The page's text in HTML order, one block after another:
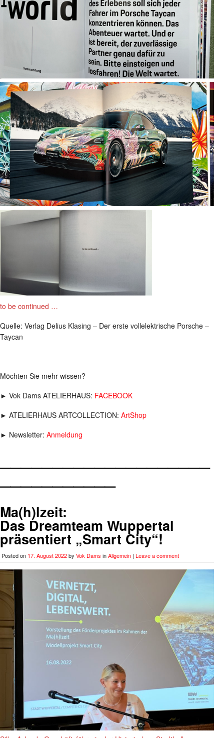
to be continued …
Quelle: Verlag Delius Klasing – Der erste vollelektrische Porsche –
Taycan
Möchten Sie mehr wissen?
► Vok Dams ATELIERHAUS: FACEBOOK
► ATELIERHAUS ARTCOLLECTION: ArtShop
► Newsletter: Anmeldung
___________
Ma(h)lzeit:
Das Dreamteam Wuppertal
präsentiert „Smart City“!
Posted on 17. August 2022by Vok Dams inAllgemein | Leave a comment